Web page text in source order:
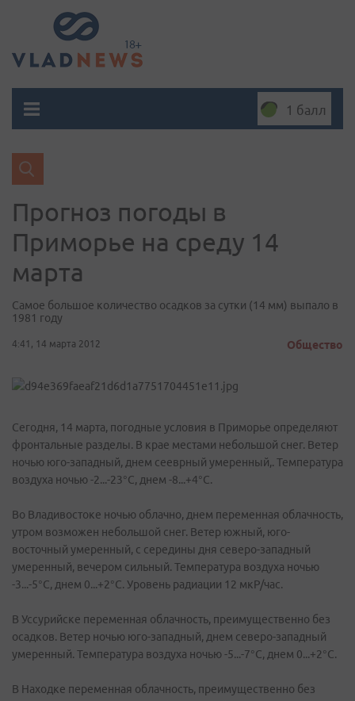
1 балл
Прогноз погоды в
Приморье на среду 14
марта
Самое большое количество осадков за сутки (14 мм) выпало в
1981 году
4:41, 14 марта 2012 Общество
Сегодня, 14 марта, погодные условия в Приморье определяют
фронтальные разделы. В крае местами небольшой снег. Ветер
ночью юго-западный, днем сееврный умеренный,. Температура
воздуха ночью -2...-23°C, днем -8...+4°C.
Во Владивостоке ночью облачно, днем переменная облачность,
утром возможен небольшой снег. Ветер южный, юго-
восточный умеренный, с середины дня северо-западный
умеренный, вечером сильный. Температура воздуха ночью
-3...-5°C, днем 0...+2°C. Уровень радиации 12 мкР/час.
В Уссурийске переменная облачность, преимущественно без
осадков. Ветер ночью юго-западный, днем северо-западный
умеренный. Температура воздуха ночью -5...-7°C, днем 0...+2°C.
В Находке переменная облачность, преимущественно без